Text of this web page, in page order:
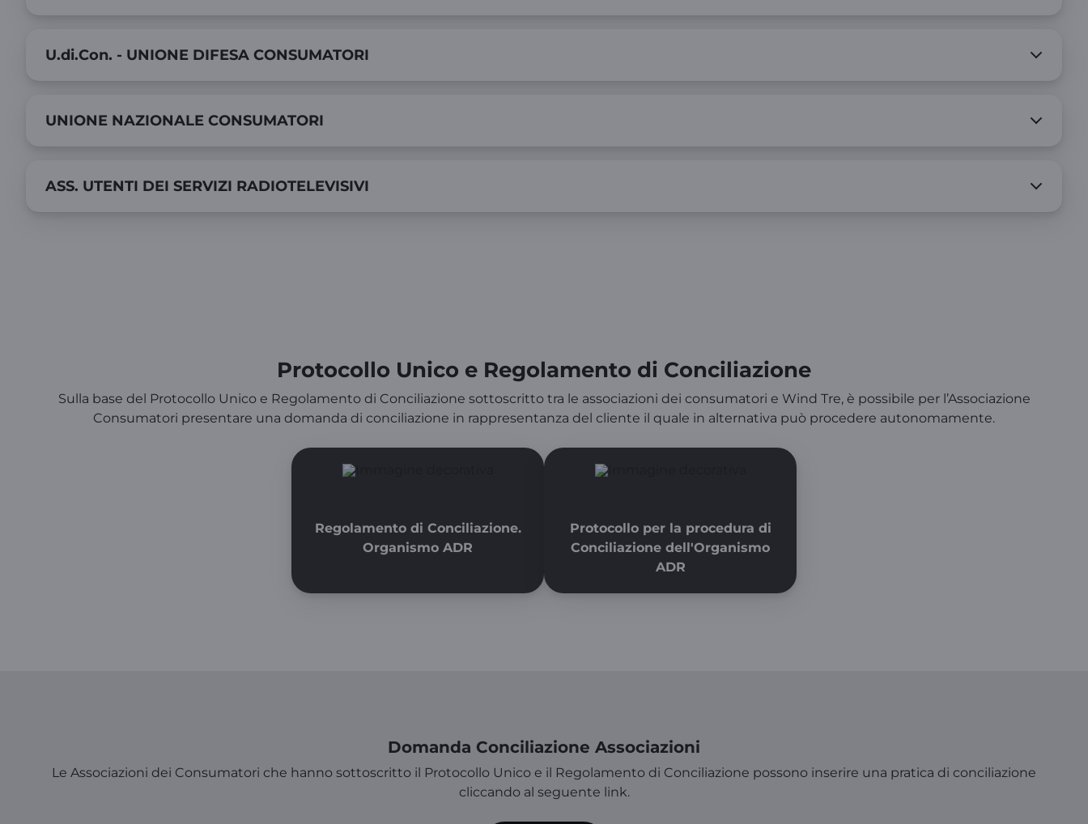
U.di.Con. - UNIONE DIFESA CONSUMATORI
UNIONE NAZIONALE CONSUMATORI
ASS. UTENTI DEI SERVIZI RADIOTELEVISIVI
Protocollo Unico e Regolamento di Conciliazione
​​​​​​​​​​​​​​​​​​​​​​​​​​​Sulla base del Protocollo Unico e Regolamento di Conciliazione sottoscritto tra le associazioni dei consumatori e Wind Tre, è possibile per l’Associazione
Consumatori presentare una domanda di conciliazione in rappresentanza del cliente il quale in alternativa può procedere autonomamente​.
Regolamento di Conciliazione.
Organismo ADR
Protocollo per la procedura di
Conciliazione dell'Organismo
ADR
Domanda Conciliazione Associazioni
Le Associazioni dei Consumatori che hanno sottoscritto il Protocollo Unico e il Regolamento di Conciliazione possono inserire una pratica di conciliazione
cliccando al seguente link.